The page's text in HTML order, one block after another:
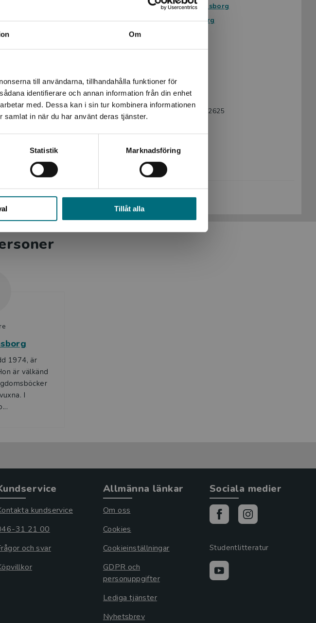
Om
till användarna, tillhandahålla funktioner för
identifierare och annan information från din enhet
med. Dessa kan i sin tur kombinera informationen
samlat in när du har använt deras tjänster.
Statistik Marknadsföring
Tillåt alla
via
inte leveranser
ett köp måste
hitta henne?
Maria Frensborg
Serie:
Kärlek i färg
Ämnesområde:
Lättlästnivå:
Medium
LIX:
15
ISBN:
9789179492625
Upplaga:
Första
Sidantal:
1974, är
är välkänd
I
kundservice
31 21 00
och svar
Allmänna länkar
Om oss
Cookies
Cookieinställningar
GDPR och
personuppgifter
Lediga tjänster
Nyhetsbrev
Sociala medier
Studentlitteratur